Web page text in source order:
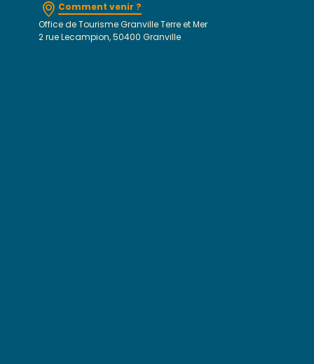
Comment venir ?
Office de Tourisme Granville Terre et Mer
2 rue Lecampion, 50400 Granville